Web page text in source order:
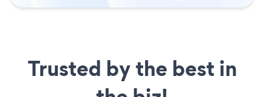
Trusted by the best in